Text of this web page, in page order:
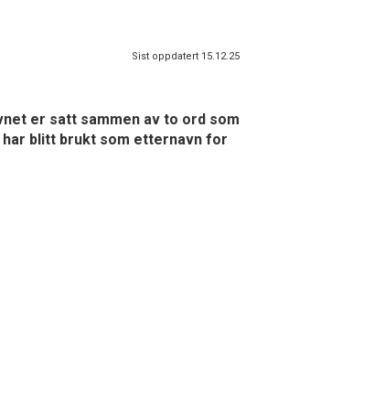
Sist oppdatert 15.12.25
er satt sammen av to ord som
blitt brukt som etternavn for